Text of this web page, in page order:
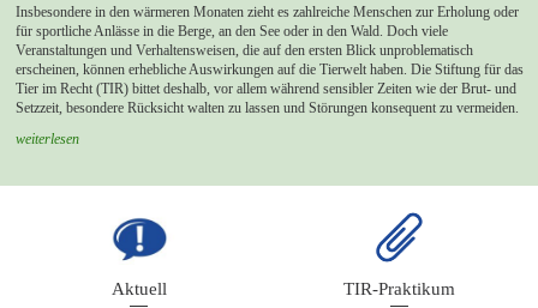
Insbesondere in den wärmeren Monaten zieht es zahlreiche Menschen zur Erholung oder
für sportliche Anlässe in die Berge, an den See oder in den Wald. Doch viele
Veranstaltungen und Verhaltensweisen, die auf den ersten Blick unproblematisch
erscheinen, können erhebliche Auswirkungen auf die Tierwelt haben. Die Stiftung für das
Tier im Recht (TIR) bittet deshalb, vor allem während sensibler Zeiten wie der Brut- und
Setzzeit, besondere Rücksicht walten zu lassen und Störungen konsequent zu vermeiden.
weiterlesen
Aktuell TIR-Praktikum